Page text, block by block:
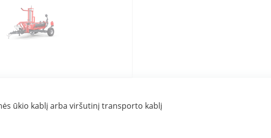
ūkio kablį arba viršutinį transporto kablį